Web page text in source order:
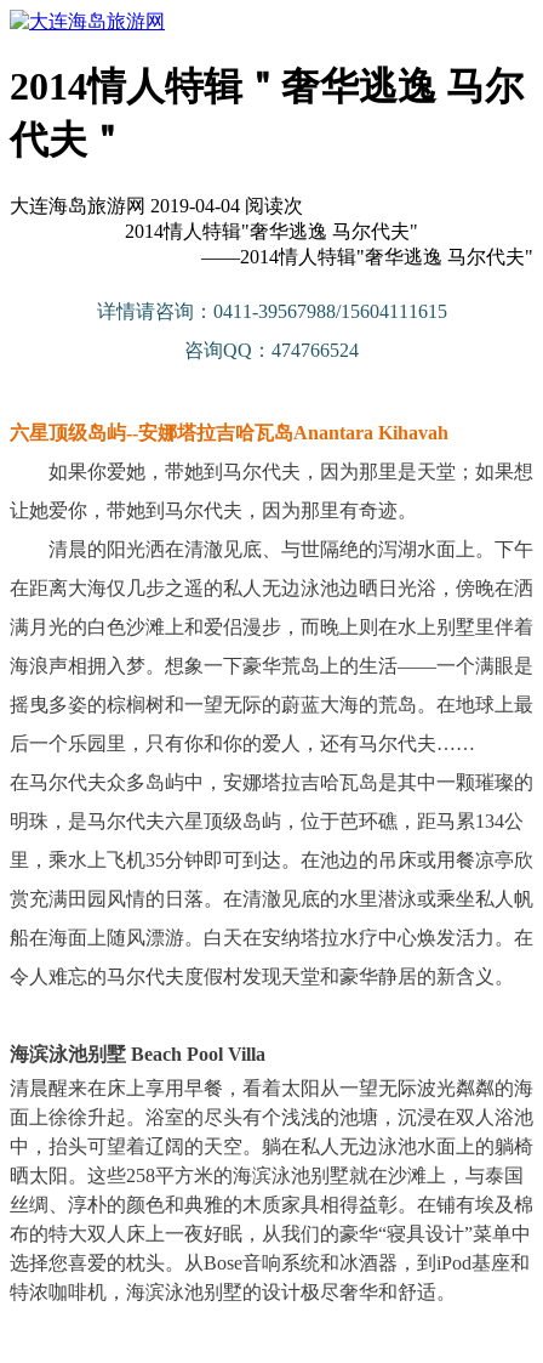
2014情人特辑＂奢华逃逸 马尔
代夫＂
大连海岛旅游网 2019-04-04 阅读次
2014情人特辑"奢华逃逸 马尔代夫"
——2014情人特辑"奢华逃逸 马尔代夫"
详情请咨询：0411-39567988/15604111615
咨询QQ：474766524
六星顶级岛屿--安娜塔拉吉哈瓦岛Anantara Kihavah
如果你爱她，带她到马尔代夫，因为那里是天堂；如果想
让她爱你，带她到马尔代夫，因为那里有奇迹。
清晨的阳光洒在清澈见底、与世隔绝的泻湖水面上。下午
在距离大海仅几步之遥的私人无边泳池边晒日光浴，傍晚在洒
满月光的白色沙滩上和爱侣漫步，而晚上则在水上别墅里伴着
海浪声相拥入梦。想象一下豪华荒岛上的生活——一个满眼是
摇曳多姿的棕榈树和一望无际的蔚蓝大海的荒岛。在地球上最
后一个乐园里，只有你和你的爱人，还有马尔代夫……
在马尔代夫众多岛屿中，安娜塔拉吉哈瓦岛是其中一颗璀璨的
明珠，是马尔代夫六星顶级岛屿，位于芭环礁，距马累134公
里，乘水上飞机35分钟即可到达。在池边的吊床或用餐凉亭欣
赏充满田园风情的日落。在清澈见底的水里潜泳或乘坐私人帆
船在海面上随风漂游。白天在安纳塔拉水疗中心焕发活力。在
令人难忘的马尔代夫度假村发现天堂和豪华静居的新含义。
海滨泳池别墅 Beach Pool Villa
清晨醒来在床上享用早餐，看着太阳从一望无际波光粼粼的海
面上徐徐升起。浴室的尽头有个浅浅的池塘，沉浸在双人浴池
中，抬头可望着辽阔的天空。躺在私人无边泳池水面上的躺椅
晒太阳。这些258平方米的海滨泳池别墅就在沙滩上，与泰国
丝绸、淳朴的颜色和典雅的木质家具相得益彰。在铺有埃及棉
布的特大双人床上一夜好眠，从我们的豪华“寝具设计”菜单中
选择您喜爱的枕头。从Bose音响系统和冰酒器，到iPod基座和
特浓咖啡机，海滨泳池别墅的设计极尽奢华和舒适。